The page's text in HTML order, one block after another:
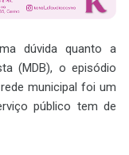
dúvida quanto a
(MDB), o episódio
municipal foi um
público tem de